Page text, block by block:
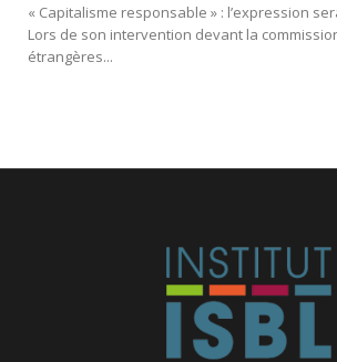
« Capitalisme responsable » : l’expression
Lors de son intervention devant la
étrangères...